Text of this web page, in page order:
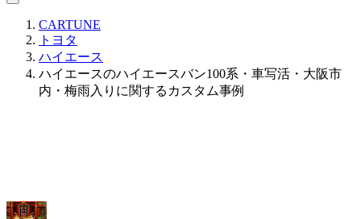
CARTUNE
トヨタ
ハイエース
ハイエースのハイエースバン100系・車写活・大阪市
内・梅雨入りに関するカスタム事例